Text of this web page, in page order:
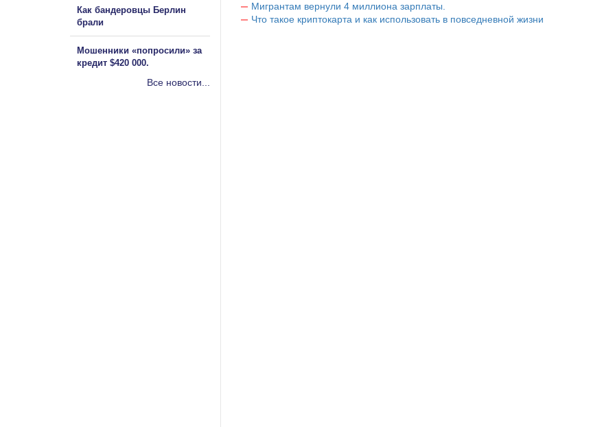
Мигрантам вернули 4 миллиона зарплаты.
Что такое криптокарта и как использовать в повседневной жизни
Как бандеровцы Берлин
брали
Мошенники «попросили» за
кредит $420 000.
Все новости...